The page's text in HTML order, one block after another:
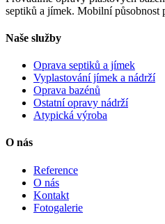
septiků a jímek. Mobilní působnost
Naše služby
Oprava septiků a jímek
Vyplastování jímek a nádrží
Oprava bazénů
Ostatní opravy nádrží
Atypická výroba
O nás
Reference
O nás
Kontakt
Fotogalerie